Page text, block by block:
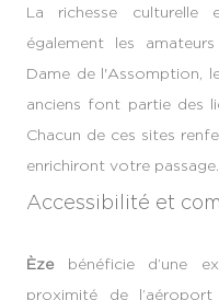
La richesse culturelle
également les
Dame de l'Assomption,
anciens font partie des
Chacun de ces sites
enrichiront votre passage.
Accessibilité et
Èze bénéficie d’une
proximité de